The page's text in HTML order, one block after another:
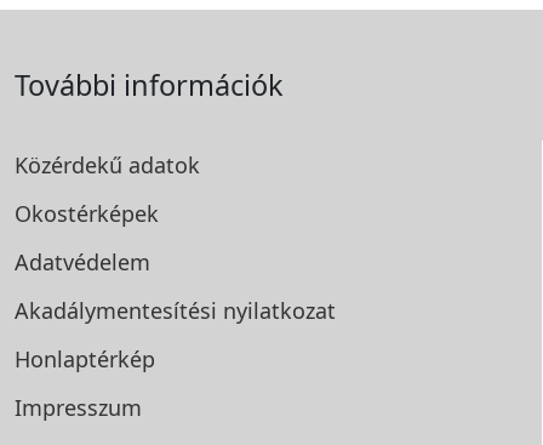
További információk
Közérdekű adatok
Okostérképek
Adatvédelem
Akadálymentesítési nyilatkozat
Honlaptérkép
Impresszum